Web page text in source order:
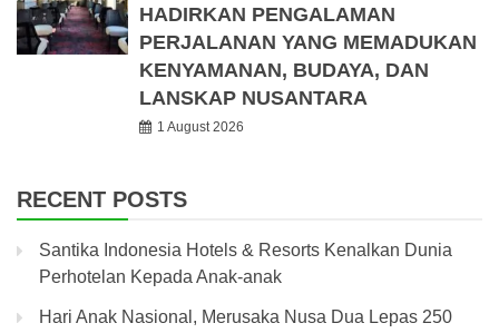
HADIRKAN PENGALAMAN
PERJALANAN YANG MEMADUKAN
KENYAMANAN, BUDAYA, DAN
LANSKAP NUSANTARA
1 August 2026
RECENT POSTS
Santika Indonesia Hotels & Resorts Kenalkan Dunia
Perhotelan Kepada Anak-anak
Hari Anak Nasional, Merusaka Nusa Dua Lepas 250